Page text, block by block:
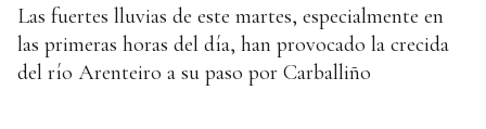
Las fuertes lluvias de este martes, especialmente en
las primeras horas del día, han provocado la crecida
del río Arenteiro a su paso por Carballiño